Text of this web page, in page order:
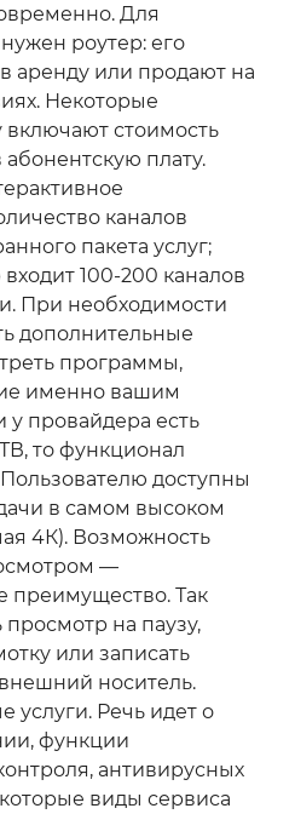
Для
роутер: его
аренду или продают на
Некоторые
включают стоимость
плату.
каналов
пакета услуг;
100-200 каналов
При необходимости
дополнительные
программы,
именно вашим
у провайдера есть
то функционал
доступны
в самом высоком
4К). Возможность
—
преимущество. Так
просмотр на паузу,
или записать
носитель.
услуги. Речь идет о
функции
антивирусных
виды сервиса